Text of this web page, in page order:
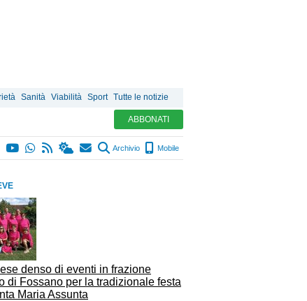
Sanità Viabilità Sport Tutte le notizie
ABBONATI
Archivio Mobile
denso di eventi in frazione
di Fossano per la tradizionale festa
Maria Assunta